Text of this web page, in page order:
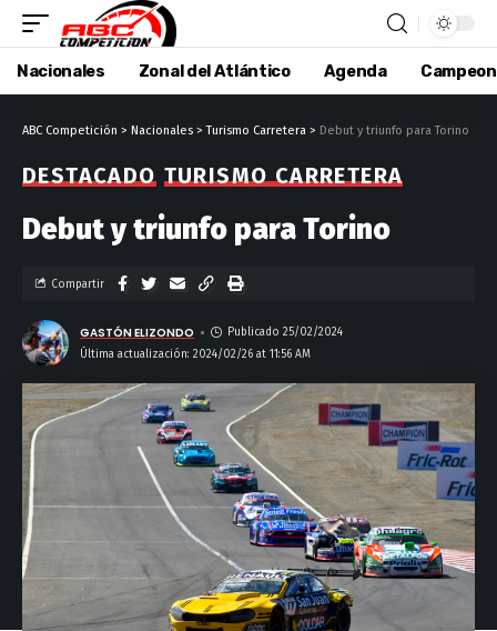
Nacionales Zonal del Atlántico Agenda
ABC Competición > Nacionales >Turismo Carretera > Debut y triunfo para Torino
DESTACADO TURISMO CARRETERA
Debut y triunfo para Torino
Última actualización: 2024/02/26 at 11:56 AM
GASTÓN ELIZONDO Publicado 25/02/2024
Compartir